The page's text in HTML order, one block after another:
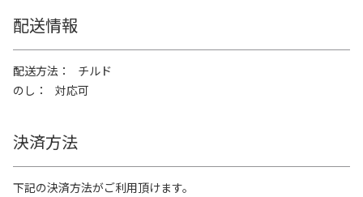
配送情報
配送方法
チルド
のし
対応可
決済方法
下記の決済方法がご利用頂けます。